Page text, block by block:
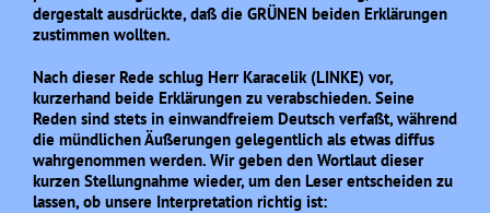
dergestalt ausdrückte, daß die GRÜNEN beiden Erklärungen
zustimmen wollten.
Nach dieser Rede schlug Herr Karacelik (LINKE) vor,
kurzerhand beide Erklärungen zu verabschieden. Seine
Reden sind stets in einwandfreiem Deutsch verfaßt, während
die mündlichen Äußerungen gelegentlich als etwas diffus
wahrgenommen werden. Wir geben den Wortlaut dieser
kurzen Stellungnahme wieder, um den Leser entscheiden zu
lassen, ob unsere Interpretation richtig ist: